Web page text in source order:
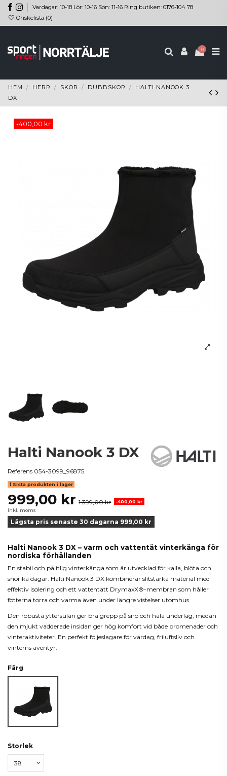
Vardagar: 10-18 Lör: 10-16 Sön: 11-16 Ring butiken: 0176-104 78
Önskelista (0)
0
HEM HERR SKOR DUBBSKOR
HALTI NANOOK 3
DX
-400,00 kr
Halti Nanook 3 DX
Referens 054-3099_96875
Sista produkten i lager
999,00 kr 1 399,00 kr
-400,00 kr
Inkl. moms
Lägsta pris senaste 30 dagarna 999,00 kr
Halti Nanook 3 DX – varm och vattentät vinterkänga för
nordiska förhållanden
En stabil och pålitlig vinterkänga som är utvecklad för kalla, blöta och
snörika dagar. Halti Nanook 3 DX kombinerar slitstarka material med
effektiv isolering och ett vattentätt DrymaxX®-membran som håller
fötterna torra och varma även under längre vistelser utomhus.
Den robusta yttersulan ger bra grepp på snö och hala underlag, medan
den mjukt vadderade insidan ger hög komfort vid både promenader och
vinteraktiviteter. En perfekt följeslagare för vardag, friluftsliv och
vinterns äventyr.
Färg
Storlek